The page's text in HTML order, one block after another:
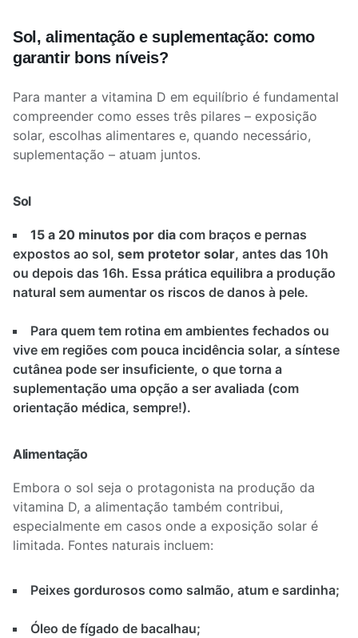
Sol, alimentação e suplementação: como
garantir bons níveis?
Para manter a vitamina D em equilíbrio é fundamental
compreender como esses três pilares – exposição
solar, escolhas alimentares e, quando necessário,
suplementação – atuam juntos.
Sol
15 a 20 minutos por dia com braços e pernas
expostos ao sol, sem protetor solar, antes das 10h
ou depois das 16h. Essa prática equilibra a produção
natural sem aumentar os riscos de danos à pele.
Para quem tem rotina em ambientes fechados ou
vive em regiões com pouca incidência solar, a síntese
cutânea pode ser insuficiente, o que torna a
suplementação uma opção a ser avaliada (com
orientação médica, sempre!).
Alimentação
Embora o sol seja o protagonista na produção da
vitamina D, a alimentação também contribui,
especialmente em casos onde a exposição solar é
limitada. Fontes naturais incluem:
Peixes gordurosos como salmão, atum e sardinha;
Óleo de fígado de bacalhau;